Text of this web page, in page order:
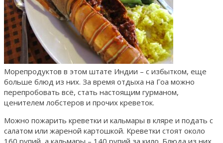
Морепродуктов в этом штате Индии – с избытком, еще
больше блюд из них. За время отдыха на Гоа можно
перепробовать всё, стать настоящим гурманом,
ценителем лобстеров и прочих креветок.
Можно пожарить креветки и кальмары в кляре и подать с
салатом или жареной картошкой. Креветки стоят около
160 рупий, а кальмары – 140 рупий за кило. Блюда из них